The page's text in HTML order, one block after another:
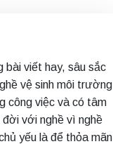
bài viết hay, sâu sắc
vệ sinh môi trường
công việc và có tâm
với nghề vì nghề
yếu là để thỏa mãn